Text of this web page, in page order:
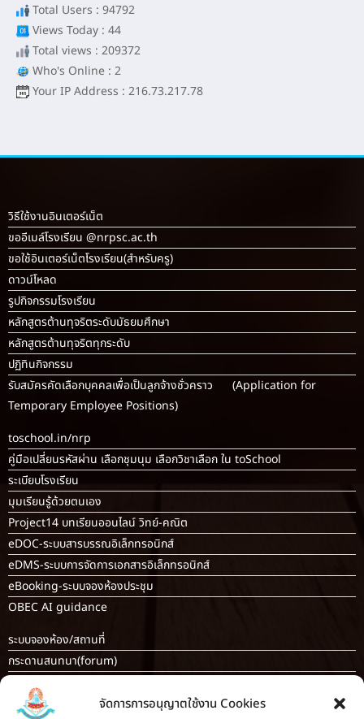
จัดการการอนุญาตใช้งาน Cookies
Total Users : 94792
Views Today : 44
Total views : 209372
Who's Online : 2
Your IP Address : 216.73.217.78
วิธีใช้งานอินเตอร์เน็ต
ขออีเมล์โรงเรียน @nrpsc.ac.th
ขอใช้อินเตอร์เน็ตโรงเรียน(สำหรับครู)
ดาวน์โหลด
รูปกิจกรรมโรงเรียน
หลักสูตรต้านทุจริตระดับมัธยมศึกษา
หลักสูตรต้านทุจริตทุกระดับ
ปฏิทินกิจกรรม
รับสมัครคัดเลือกบุคคลเพื่อเป็นลูกจ้างชั่วคราว (Application for
Temporary Employee Positions)
toschool.in/nrp
คู่มือเปลี่ยนรหัสผ่าน เลือกชุมนุม เลือกวิชาเลือก ใน toSchool
ระเบียบโรงเรียน
มุมเรียนรู้ด้วยตนเอง
Project14 บทเรียนออนไลน์ วิทย์-คณิต
eDOC-ระบบสารบรรณอิเล็กทรอนิกส์
eDMS-ระบบการจัดการเอกสารอิเล็กทรอนิกส์
eBooking-ระบบจองห้องประชุม
OBEC AI guidance
ระบบจองห้อง/สถานที่
กระดานสนทนา(forum)
ระบบส่งแผนการสอนออนไลน์